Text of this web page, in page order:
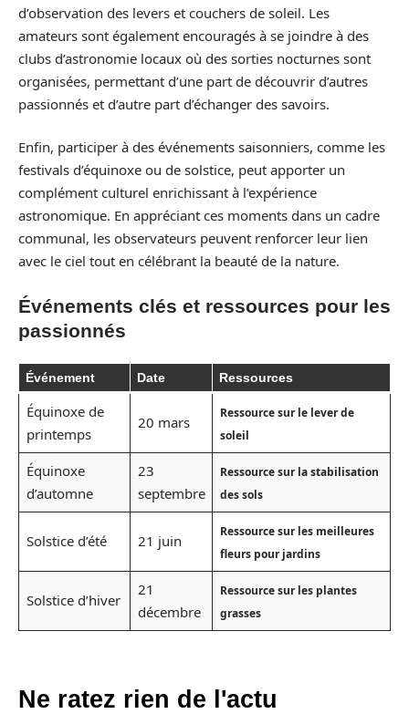
d’observation des levers et couchers de soleil. Les
amateurs sont également encouragés à se joindre à des
clubs d’astronomie locaux où des sorties nocturnes sont
organisées, permettant d’une part de découvrir d’autres
passionnés et d’autre part d’échanger des savoirs.
Enfin, participer à des événements saisonniers, comme les
festivals d’équinoxe ou de solstice, peut apporter un
complément culturel enrichissant à l’expérience
astronomique. En appréciant ces moments dans un cadre
communal, les observateurs peuvent renforcer leur lien
avec le ciel tout en célébrant la beauté de la nature.
Événements clés et ressources pour les
passionnés
Événement Date Ressources
Équinoxe de
printemps
20 mars
Ressource sur le lever de
soleil
Équinoxe
d’automne
23
septembre
Ressource sur la stabilisation
des sols
Solstice d’été 21 juin
Ressource sur les meilleures
fleurs pour jardins
Solstice d’hiver
21
décembre
Ressource sur les plantes
grasses
Ne ratez rien de l'actu